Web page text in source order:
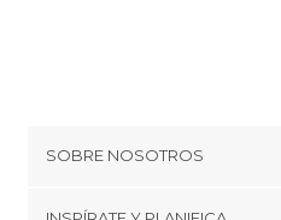
SOBRE NOSOTROS
Cookies